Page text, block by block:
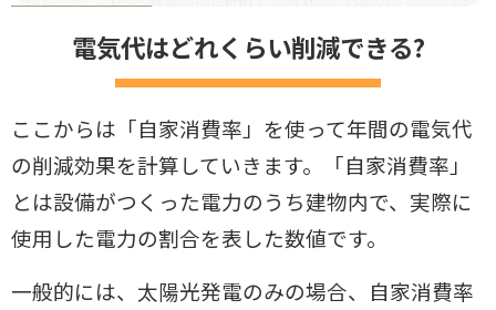
電気代はどれくらい削減できる?
ここからは「自家消費率」を使って年間の電気代
の削減効果を計算していき ます。「自家消費率」
とは設備がつくった電力のうち建物内で、実際に
使用した電力の割合を表した数値です。
一般的には、太陽光発電のみの場合、自家消費率